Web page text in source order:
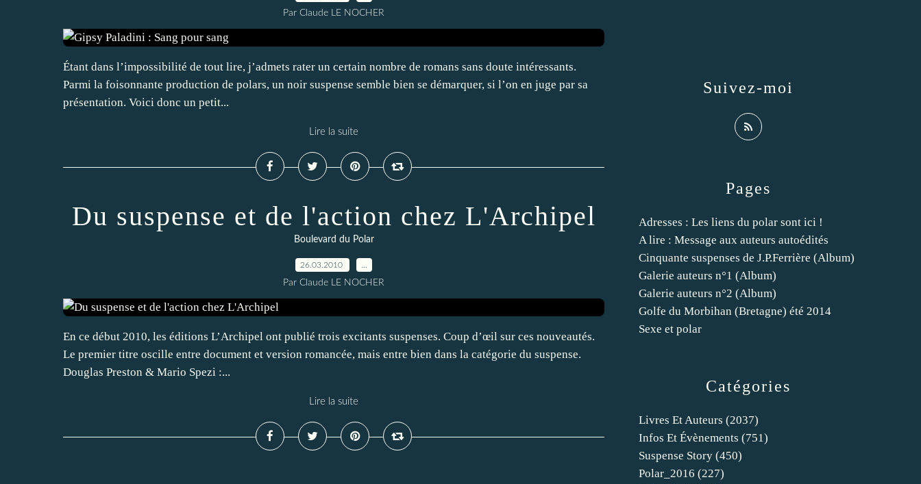
Par Claude LE NOCHER
Étant dans l’impossibilité de tout lire, j’admets rater un certain nombre de romans sans doute intéressants.
Parmi la foisonnante production de polars, un noir suspense semble bien se démarquer, si l’on en juge par sa
présentation. Voici donc un petit...
Lire la suite
Du suspense et de l'action chez L'Archipel
Boulevard du Polar
26.03.2010
Par Claude LE NOCHER
En ce début 2010, les éditions L’Archipel ont publié trois excitants suspenses. Coup d’œil sur ces nouveautés.
Le premier titre oscille entre document et version romancée, mais entre bien dans la catégorie du suspense.
Douglas Preston & Mario Spezi :...
Lire la suite
Catégories
Livres Et Auteurs (2037)
Infos Et Évènements (751)
Suspense Story (450)
Polar_2016 (227)
Pages
Adresses : Les liens du polar sont ici !
A lire : Message aux auteurs autoédités
Cinquante suspenses de J.P.Ferrière (Album)
Galerie auteurs n°1 (Album)
Galerie auteurs n°2 (Album)
Golfe du Morbihan (Bretagne) été 2014
Sexe et polar
Suivez-moi